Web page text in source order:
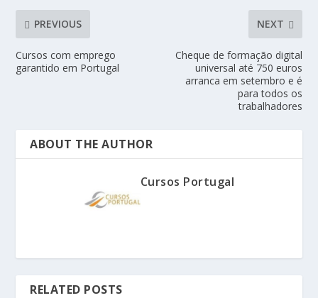
PREVIOUS
Cursos com emprego
garantido em Portugal
NEXT
Cheque de formação digital
universal até 750 euros
arranca em setembro e é
para todos os
trabalhadores
ABOUT THE AUTHOR
Cursos Portugal
RELATED POSTS